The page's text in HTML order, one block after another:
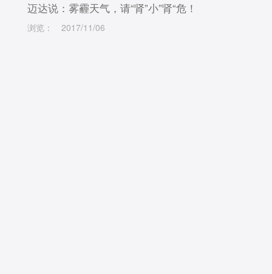
迈达说：雾霾天气，请“肾”小”肾“危！
浏览： 2017/11/06